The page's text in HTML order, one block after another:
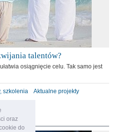
oraz
do
talentów?
osiągnięcie celu. Tak samo jest
szkolenia
Aktualne projekty